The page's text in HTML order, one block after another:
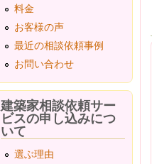
料金
お客様の声
最近の相談依頼事例
お問い合わせ
建築家相談依頼サー
ビスの申し込みにつ
いて
選ぶ理由